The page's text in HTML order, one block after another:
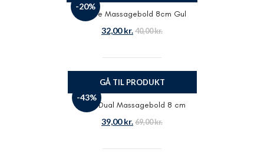
-20%
Aserve Massagebold 8cm Gul
32,00kr. 40,00kr.
-43%
GÅ TIL PRODUKT
Odin Dual Massagebold 8 cm
39,00kr. 69,00kr.